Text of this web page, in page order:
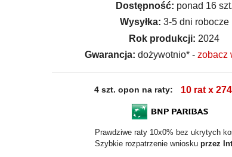
Dostępność: ponad 16 szt.
Wysyłka: 3-5 dni robocze
Rok produkcji: 2024
Gwarancja: dożywotnio* -zobacz
4 szt. opon na raty: 10 rat x
Prawdziwe raty 10x0% bez ukrytych
Szybkie rozpatrzenie wnioskuprzez